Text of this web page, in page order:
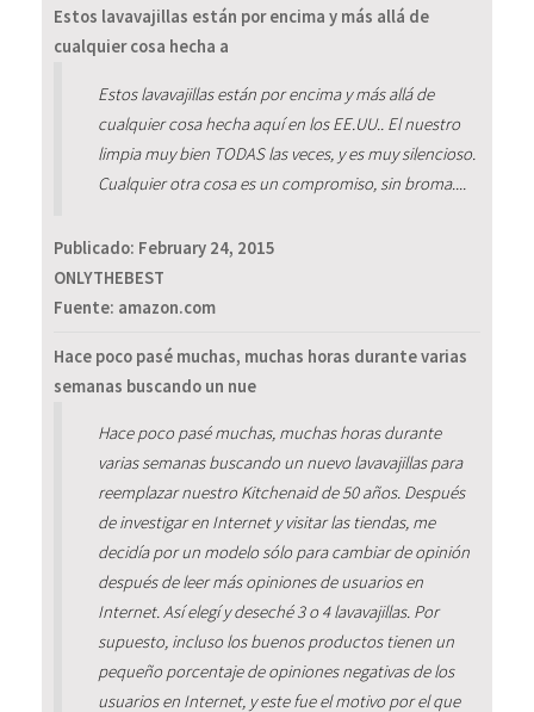
Estos lavavajillas están por encima y más allá de
cualquier cosa hecha a
Estos lavavajillas están por encima y más allá de
cualquier cosa hecha aquí en los EE.UU.. El nuestro
limpia muy bien TODAS las veces, y es muy silencioso.
Cualquier otra cosa es un compromiso, sin broma....
Publicado: February 24, 2015
ONLYTHEBEST
Fuente: amazon.com
Hace poco pasé muchas, muchas horas durante varias
semanas buscando un nue
Hace poco pasé muchas, muchas horas durante
varias semanas buscando un nuevo lavavajillas para
reemplazar nuestro Kitchenaid de 50 años. Después
de investigar en Internet y visitar las tiendas, me
decidía por un modelo sólo para cambiar de opinión
después de leer más opiniones de usuarios en
Internet. Así elegí y deseché 3 o 4 lavavajillas. Por
supuesto, incluso los buenos productos tienen un
pequeño porcentaje de opiniones negativas de los
usuarios en Internet, y este fue el motivo por el que